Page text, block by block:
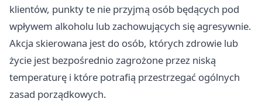
klientów, punkty te nie przyjmą osób będących pod
wpływem alkoholu lub zachowujących się agresywnie.
Akcja skierowana jest do osób, których zdrowie lub
życie jest bezpośrednio zagrożone przez niską
temperaturę i które potrafią przestrzegać ogólnych
zasad porządkowych.